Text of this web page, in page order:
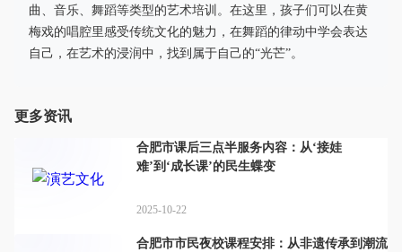
曲、音乐、舞蹈等类型的艺术培训。在这里，孩子们可以在黄
梅戏的唱腔里感受传统文化的魅力，在舞蹈的律动中学会表达
自己，在艺术的浸润中，找到属于自己的“光芒”。
更多资讯
合肥市课后三点半服务内容：从‘接娃
难’到‘成长课’的民生蝶变
2025-10-22
合肥市市民夜校课程安排：从非遗传承到潮流